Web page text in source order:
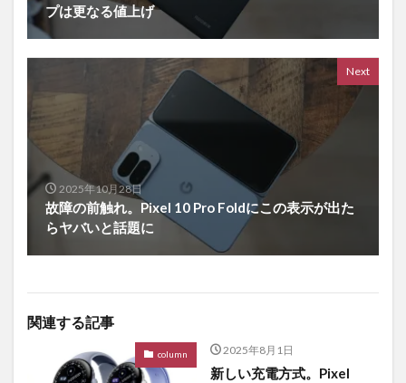
プは更なる値上げ
Next
2025年10月28日
故障の前触れ。Pixel 10 Pro Foldにこの表示が出た
らヤバいと話題に
関連する記事
column 2025年8月1日
新しい充電方式。Pixel